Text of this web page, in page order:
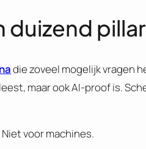
duizend
die zoveel mogelijk vragen
maar ook AI-proof is.
voor machines.